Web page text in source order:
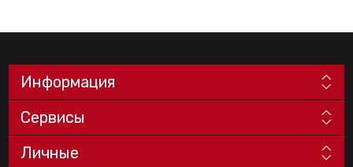
Информация
Сервисы
Личные